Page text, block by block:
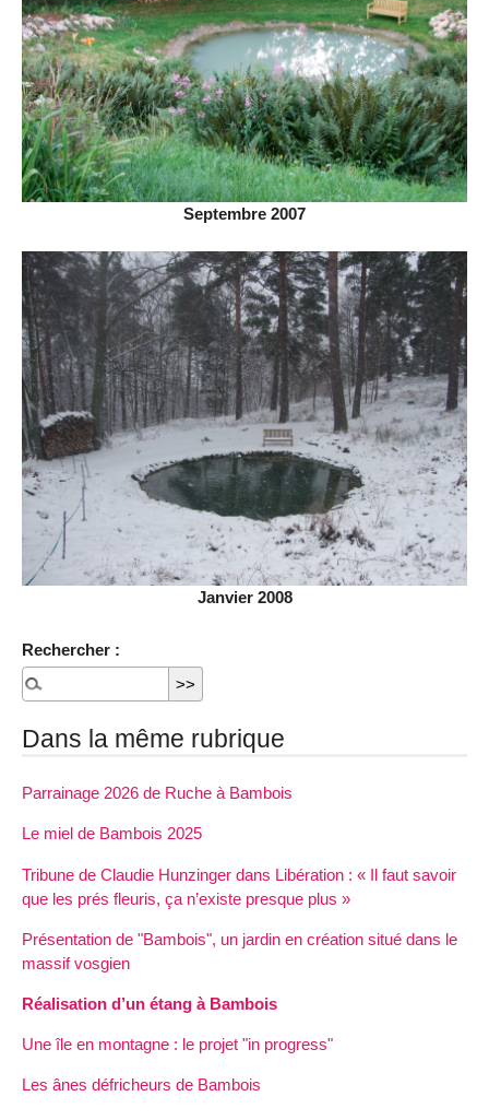
Septembre 2007
Janvier 2008
Rechercher :
Dans la même rubrique
Parrainage 2026 de Ruche à Bambois
Le miel de Bambois 2025
Tribune de Claudie Hunzinger dans Libération : « Il faut savoir
que les prés fleuris, ça n’existe presque plus »
Présentation de "Bambois", un jardin en création situé dans le
massif vosgien
Réalisation d’un étang à Bambois
Une île en montagne : le projet "in progress"
Les ânes défricheurs de Bambois